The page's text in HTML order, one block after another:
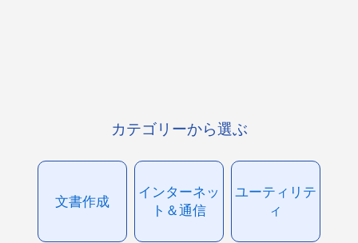
カテゴリーから選ぶ
文書作成
インターネッ
ト＆通信
ユーティリテ
ィ